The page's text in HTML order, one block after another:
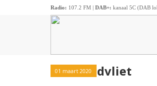
Radio: 107.2 FM | DAB+: kanaal 5C (DAB
01 maart 2020
Over Midvliet